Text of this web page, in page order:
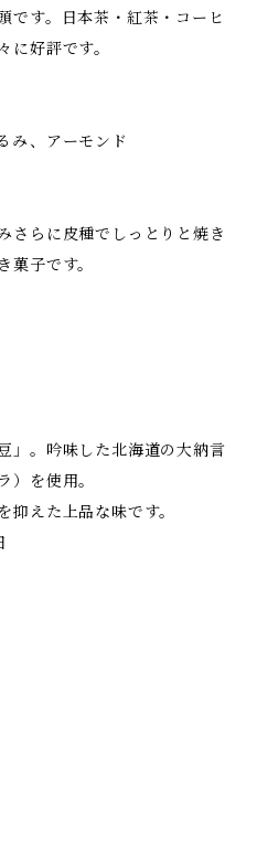
です。日本茶・紅茶・コーヒ
に好評です。
み、アーモンド
さらに皮種でしっとりと焼き
菓子です。
」。吟味した北海道の大納言
）を使用。
抑えた上品な味です。